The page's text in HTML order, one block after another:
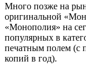
Много позже на
оригинальной
«Монополия» на
популярных в
печатным полем (с
копий в год).